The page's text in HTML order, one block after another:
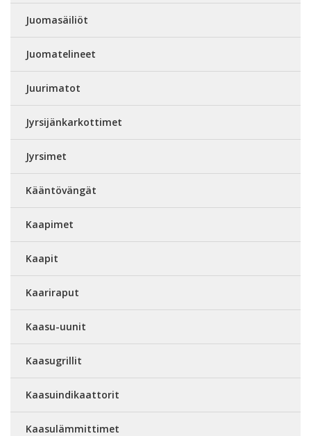
Juomasäiliöt
Juomatelineet
Juurimatot
Jyrsijänkarkottimet
Jyrsimet
Kääntövängät
Kaapimet
Kaapit
Kaariraput
Kaasu-uunit
Kaasugrillit
Kaasuindikaattorit
Kaasulämmittimet